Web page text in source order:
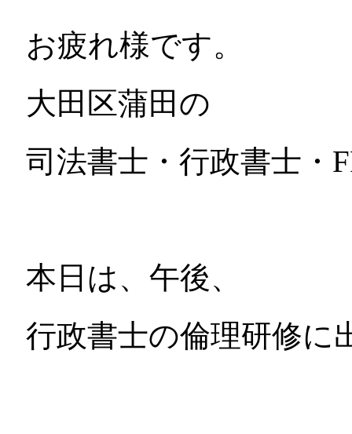
お疲れ様です。
大田区蒲田の
司法書士・行政書士・
本日は、午後、
行政書士の倫理研修に